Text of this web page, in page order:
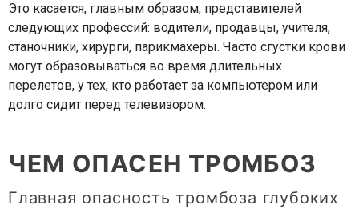
Это касается, главным образом, представителей
следующих профессий: водители, продавцы, учителя,
станочники, хирурги, парикмахеры. Часто сгустки крови
могут образовываться во время длительных
перелетов, у тех, кто работает за компьютером или
долго сидит перед телевизором.
ЧЕМ ОПАСЕН ТРОМБОЗ
Главная опасность тромбоза глубоких